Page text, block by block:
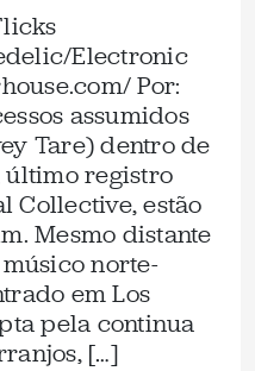
Electronic
Por:
assumidos
Tare) dentro de
último registro
Collective, estão
Mesmo distante
norte-
em Los
pela continua
[…]